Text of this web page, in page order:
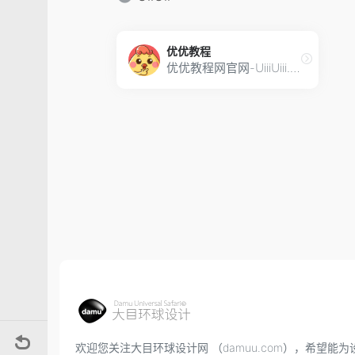
优优教程
优优教程网官网-UiiiUiii.com，免费设计软件自学平台。为网友及创作者提供原创AIGC、Midjourney、Stable Diffusion、平面、UI、网页、C4D、Sketch、动效等免费教程。提供软件下载安装教程。优设网旗下站点。
欢迎您关注大目环球设计网 （damuu.com），希望能为